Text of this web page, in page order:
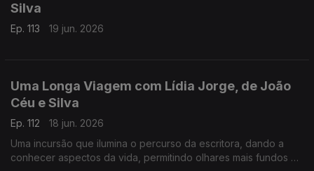
Silva
Ep. 113 19 jun. 2026
Uma Longa Viagem com Lídia Jorge, de João
Céu e Silva
Ep. 112
18 jun. 2026
Uma incursão que ilumina o percurso da escritora, dando a
conhecer aspectos da vida, permitindo olhares mais fundos à